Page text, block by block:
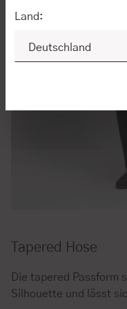
Tapered Hose
Die tapered Passform
Silhouette und lässt
Land: